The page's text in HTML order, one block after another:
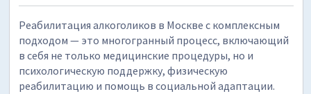
Реабилитация алкоголиков в Москве с комплексным
подходом — это многогранный процесс, включающий
в себя не только медицинские процедуры, но и
психологическую поддержку, физическую
реабилитацию и помощь в социальной адаптации.